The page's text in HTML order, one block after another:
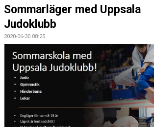
HEM
NYHETER
SCHEMA
KALENDARIUM
OM KLUBBEN
Sommarläger med Uppsala
Judoklubb
2020-06-30 08:25